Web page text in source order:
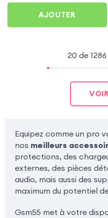
AJOUTER
20 de
Equipez comme un pro
nos meilleurs
protections, des
externes, des pièces
audio, mais aussi des
maximum du potentiel
Gsm55 met à votre